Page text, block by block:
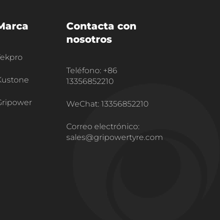
Contacta con
nosotros
Teléfono: +86
13356852210
WeChat: 13356852210
Correo electrónico:
sales@gripowertyre.com